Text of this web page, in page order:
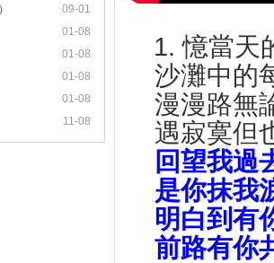
09-01
01-08
01-08
01-08
01-08
11-08
1. 憶當天
沙灘中的
漫漫路無
遇寂寞但
回望我過
是你抹我
明白到有
前路有你